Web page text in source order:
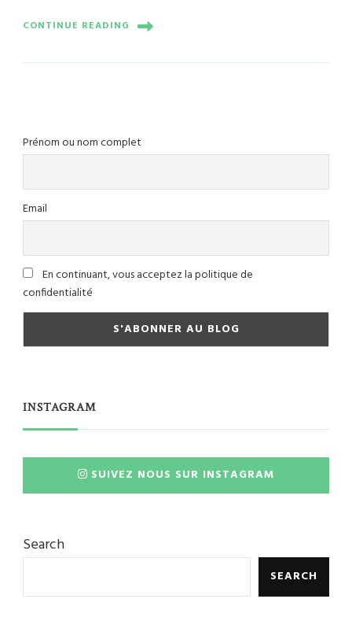
CONTINUE READING
Prénom ou nom complet
Email
En continuant, vous acceptez la politique de
confidentialité
INSTAGRAM
SUIVEZ NOUS SUR INSTAGRAM
Search
SEARCH